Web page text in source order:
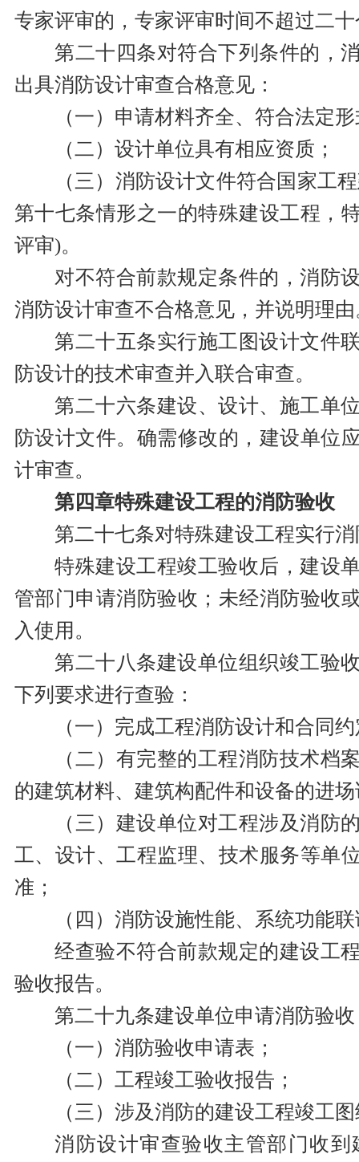
专家评审的，专家评审时间不超过二
第二十四条对符合下列条件的，
出具消防设计审查合格意见：
（一）申请材料齐全、符合法定
（二）设计单位具有相应资质；
（三）消防设计文件符合国家工
第十七条情形之一的特殊建设工程，
评审)。
对不符合前款规定条件的，消防
消防设计审查不合格意见，并说明理
第二十五条实行施工图设计文件
防设计的技术审查并入联合审查。
第二十六条建设、设计、施工单
防设计文件。确需修改的，建设单位
计审查。
第四章特殊建设工程的消防验收
第二十七条对特殊建设工程实行
特殊建设工程竣工验收后，建设
管部门申请消防验收；未经消防验收
入使用。
第二十八条建设单位组织竣工验
下列要求进行查验：
（一）完成工程消防设计和合同
（二）有完整的工程消防技术档
的建筑材料、建筑构配件和设备的进
（三）建设单位对工程涉及消防
工、设计、工程监理、技术服务等单
准；
（四）消防设施性能、系统功能
经查验不符合前款规定的建设工
验收报告。
第二十九条建设单位申请消防验
（一）消防验收申请表；
（二）工程竣工验收报告；
（三）涉及消防的建设工程竣工
消防设计审查验收主管部门收